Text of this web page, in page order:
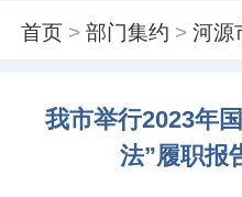
首页 >部门集约 >河源
我市举行2023年
法”履职报